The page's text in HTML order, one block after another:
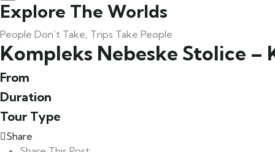
Explore The Worlds
People Don’t Take, Trips Take People
Kompleks Nebeske Stolice –
From
Duration
Tour Type
Share